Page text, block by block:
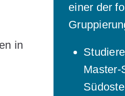
einer der
Master-
in